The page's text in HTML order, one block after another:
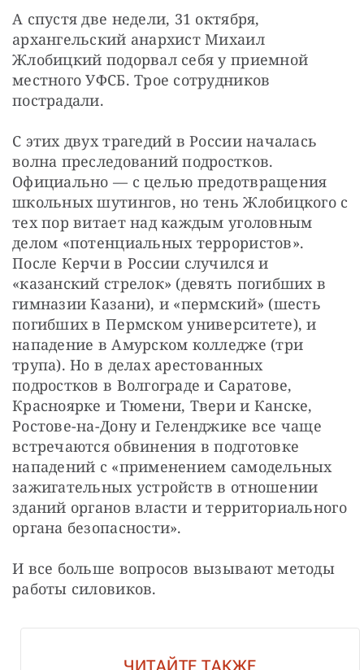
А спустя две недели, 31 октября,
архангельский анархист Михаил
Жлобицкий подорвал себя у приемной
местного УФСБ. Трое сотрудников
пострадали.
С этих двух трагедий в России началась
волна преследований подростков.
Официально — с целью предотвращения
школьных шутингов, но тень Жлобицкого с
тех пор витает над каждым уголовным
делом «потенциальных террористов».
После Керчи в России случился и
«казанский стрелок» (девять погибших в
гимназии Казани), и «пермский» (шесть
погибших в Пермском университете), и
нападение в Амурском колледже (три
трупа). Но в делах арестованных
подростков в Волгограде и Саратове,
Красноярке и Тюмени, Твери и Канске,
Ростове-на-Дону и Геленджике все чаще
встречаются обвинения в подготовке
нападений с «применением самодельных
зажигательных устройств в отношении
зданий органов власти и территориального
органа безопасности».
И все больше вопросов вызывают методы
работы силовиков.
ЧИТАЙТЕ ТАКЖЕ